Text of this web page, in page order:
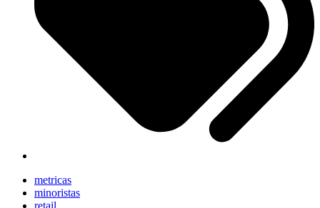
metricas
minoristas
retail